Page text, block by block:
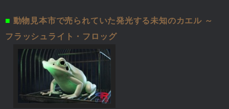
■ 動物見本市で売られていた発光する未知のカエル ～
フラッシュライト・フロッグ